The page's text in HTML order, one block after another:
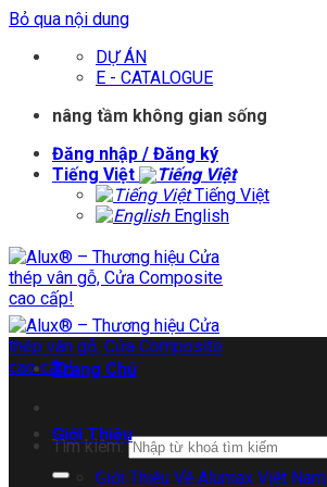
Bỏ qua nội dung
DỰ ÁN
E - CATALOGUE
nâng tầm không gian sống
Đăng nhập / Đăng ký
Tiếng Việt
Tiếng Việt
English
Tìm kiếm:
Trang Chủ
Giới Thiệu
Giới Thiệu Về Alumax Việt Nam